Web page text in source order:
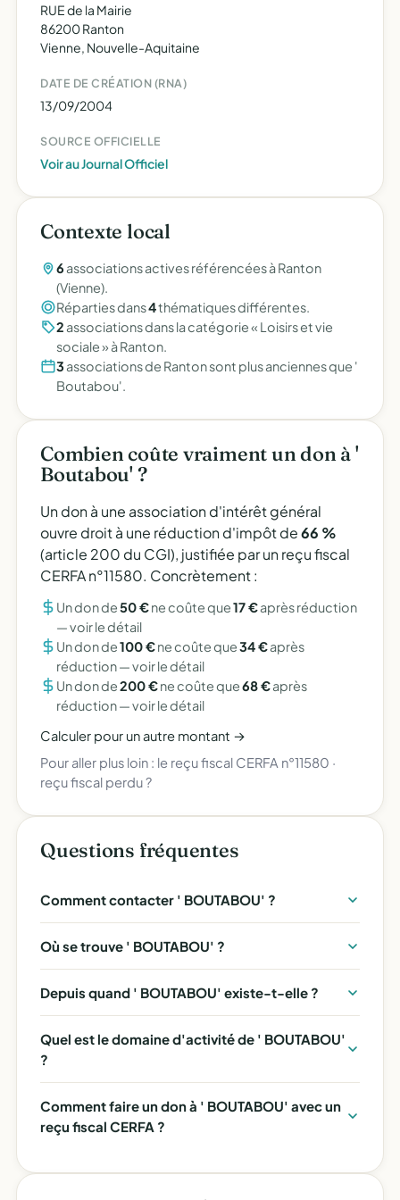
RUE de la Mairie
86200 Ranton
Vienne, Nouvelle-Aquitaine
DATE DE CRÉATION (RNA)
13/09/2004
SOURCE OFFICIELLE
Voir au Journal Officiel
Contexte local
6 associations actives référencées à Ranton
(Vienne).
Réparties dans4thématiques différentes.
2 associations dans la catégorie « Loisirs et vie
sociale » à Ranton.
3associations de Ranton sont plus anciennes que '
Boutabou'.
Combien coûte vraiment un don à '
Boutabou' ?
Un don à une association d'intérêt général
ouvre droit à une réduction d'impôt de66 %
(article 200 du CGI), justifiée par un reçu fiscal
CERFA n°11580. Concrètement :
Un don de50 €ne coûte que17 €après réduction
—voir le détail
Un don de100 €ne coûte que34 €après
réduction —voir le détail
Un don de200 €ne coûte que68 €après
réduction —voir le détail
Calculer pour un autre montant →
Pour aller plus loin : le reçu fiscal CERFA n°11580 ·
reçu fiscal perdu ?
Questions fréquentes
Comment contacter ' BOUTABOU' ?
Où se trouve ' BOUTABOU' ?
Depuis quand ' BOUTABOU' existe-t-elle ?
Quel est le domaine d'activité de ' BOUTABOU'
?
Comment faire un don à ' BOUTABOU' avec un
reçu fiscal CERFA ?